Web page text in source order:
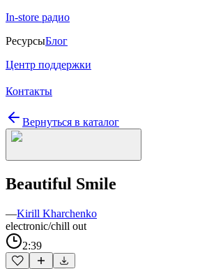
In-store радио
РесурсыБлог
Центр поддержки
Контакты
Вернуться в каталог
Beautiful Smile
—Kirill Kharchenko
electronic/chill out
2:39